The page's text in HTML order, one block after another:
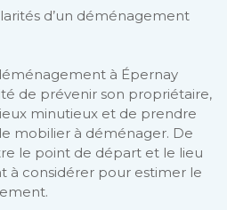
d’un déménagement
à Épernay
de prévenir son propriétaire,
minutieux et de prendre
mobilier à déménager. De
le point de départ et le lieu
à considérer pour estimer le